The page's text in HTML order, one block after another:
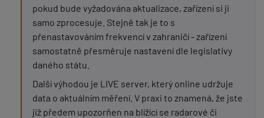
pokud bude vyžadována aktualizace, zařízení si ji
samo zprocesuje. Stejně tak je to s
přenastavováním frekvencí v zahraničí - zařízení
samostatně přesměruje nastavení dle legislativy
daného státu.
Další výhodou je LIVE server, který online udržuje
data o aktuálním měření. V praxi to znamená, že jste
již předem upozorňen na blížící se radarové či